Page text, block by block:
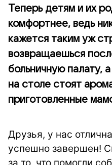
Теперь детям и их
комфортнее, ведь
кажется таким уж
возвращаешься
больничную палату,
на столе стоят
приготовленные
Друзья, у нас
успешно завершен!